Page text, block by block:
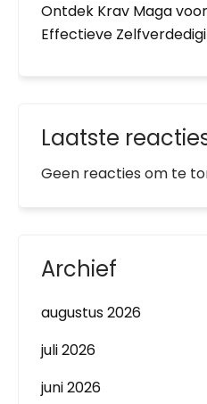
Ontdek Krav Maga
Effectieve
Laatste
Geen reacties om te
Archief
augustus 2026
juli 2026
juni 2026